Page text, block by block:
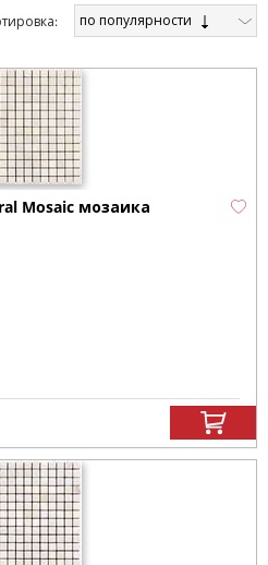
по популярности
Mosaic мозаика